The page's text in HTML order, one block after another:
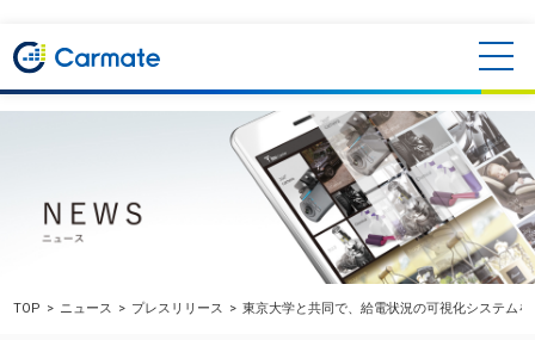
TOP ニュース プレスリリース 東京大学と共同で、給電状況の可視化システムを